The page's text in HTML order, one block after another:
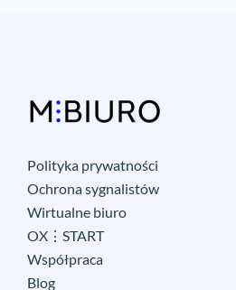
Polityka prywatności
Ochrona sygnalistów
Wirtualne biuro
OX⋮START
Współpraca
Blog